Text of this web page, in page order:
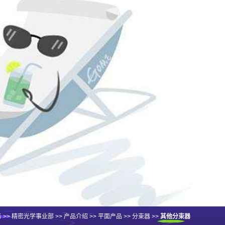
>>精密光学事业部 >>产品介绍 >>平面产品 >>分束器 >>其他分束器